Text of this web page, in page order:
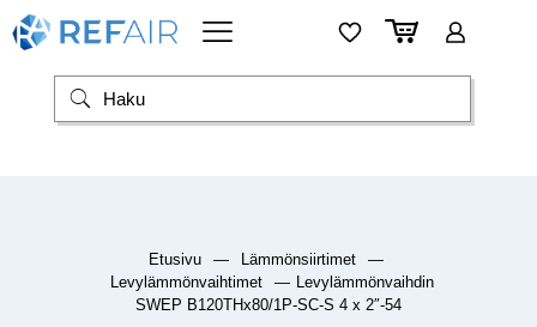
Etusivu — Lämmönsiirtimet
—
Levylämmönvaihtimet
— Levylämmönvaihdin
SWEP B120THx80/1P-SC-S 4 x 2″-54